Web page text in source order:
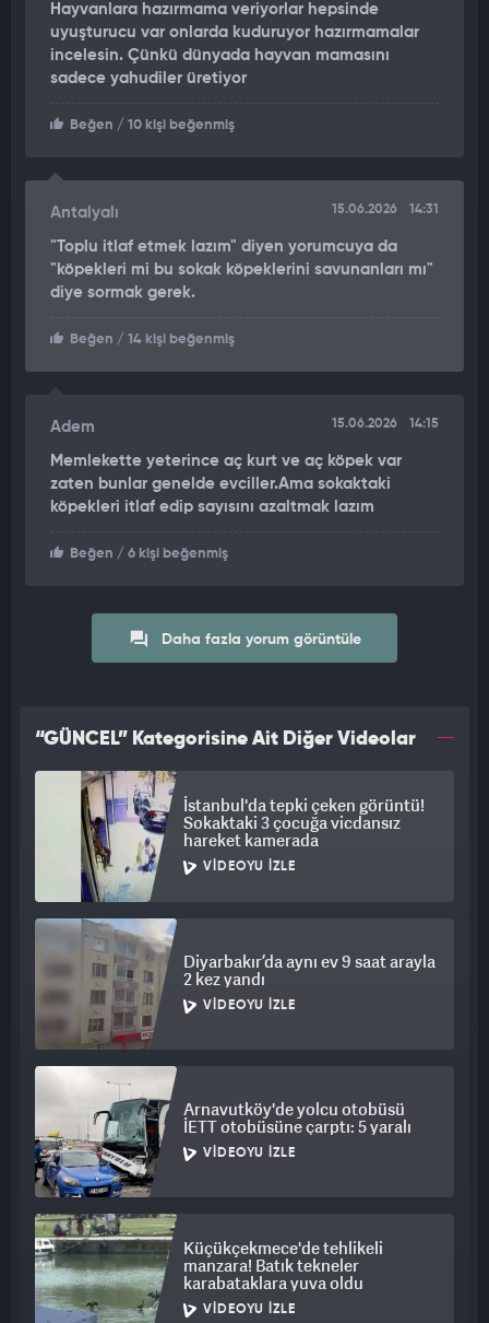
Hayvanlara hazırmama veriyorlar hepsinde
uyuşturucu var onlarda kuduruyor hazırmamalar
incelesin. Çünkü dünyada hayvan mamasını
sadece yahudiler üretiyor
Beğen / 10 kişi beğenmiş
Antalyalı 15.06.2026 14:31
"Toplu itlaf etmek lazım" diyen yorumcuya da
"köpekleri mi bu sokak köpeklerini savunanları mı"
diye sormak gerek.
Beğen / 14 kişi beğenmiş
Adem 15.06.2026 14:15
Memlekette yeterince aç kurt ve aç köpek var
zaten bunlar genelde evciller.Ama sokaktaki
köpekleri itlaf edip sayısını azaltmak lazım
Beğen / 6 kişi beğenmiş
Daha fazla yorum görüntüle
“GÜNCEL” Kategorisine Ait Diğer Videolar
İstanbul'da tepki çeken görüntü!
Sokaktaki 3 çocuğa vicdansız
hareket kamerada
VIDEOYU İZLE
Diyarbakır’da aynı ev 9 saat arayla
2 kez yandı
VIDEOYU İZLE
Arnavutköy'de yolcu otobüsü
İETT otobüsüne çarptı: 5 yaralı
VIDEOYU İZLE
Küçükçekmece'de tehlikeli
manzara! Batık tekneler
karabataklara yuva oldu
VIDEOYU İZLE